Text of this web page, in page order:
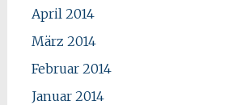
April 2014
März 2014
Februar 2014
Januar 2014